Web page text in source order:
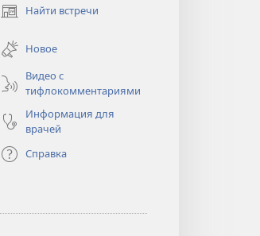
Найти встречи
(открывается
новомНовое
Видео с
тифлокомментариями
Информация для
врачей
Справка